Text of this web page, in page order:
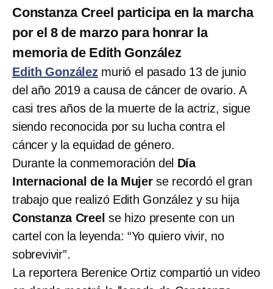
Constanza Creel participa en la marcha
por el 8 de marzo para honrar la
memoria de Edith González
Edith Gonzálezmurió el pasado 13 de junio
del año 2019 a causa de cáncer de ovario. A
casi tres años de la muerte de la actriz, sigue
siendo reconocida por su lucha contra el
cáncer y la equidad de género.
Durante la conmemoración del Día
Internacional de la Mujerse recordó el gran
trabajo que realizó Edith González y su hija
Constanza Creel se hizo presente con un
cartel con la leyenda: “Yo quiero vivir, no
sobrevivir”.
La reportera Berenice Ortiz compartió un video